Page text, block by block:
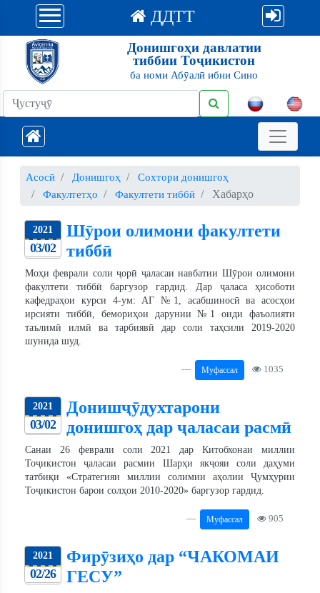
ДДТТ
Донишгоҳи давлатии
тиббии Тоҷикистон
ба номи Абӯалӣ ибни Сино
Асосӣ Донишгоҳ
Сохтори донишгоҳ
Факултетҳо
Факултети тиббӣ Хабарҳо
2021
03/02
Шӯрои олимони факултети
тиббӣ
Моҳи феврали соли ҷорӣ ҷаласаи навбатии Шӯрои олимони
факултети тиббӣ баргузор гардид. Дар ҷаласа ҳисоботи
кафедраҳои курси 4-ум: АГ №1, асабшиносӣ ва асосҳои
ирсияти тиббӣ, бемориҳои дарунии №1 оиди фаъолияти
таълимӣ илмӣ ва тарбиявӣ дар соли таҳсили 2019-2020
шунида шуд.
Муфассал 1035
2021
03/02
Донишҷӯдухтарони
донишгоҳ дар ҷаласаи расмӣ
Санаи 26 феврали соли 2021 дар Китобхонаи миллии
Тоҷикистон ҷаласаи расмии Шарҳи якҷояи соли даҳуми
татбиқи «Стратегияи миллии солимии аҳолии Ҷумҳурии
Тоҷикистон барои солҳои 2010-2020» баргузор гардид.
Муфассал 905
2021
02/26
Фирӯзиҳо дар “ЧАКОМАИ
ГЕСУ”